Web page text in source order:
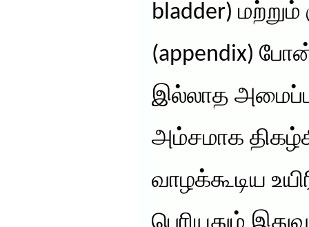
bladder) மற்றும்
(appendix)
இல்லாத
அம்சமாக
வாழக்கூடிய